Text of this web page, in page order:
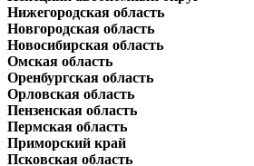
Нижегородская область
Новгородская область
Новосибирская область
Омская область
Оренбургская область
Орловская область
Пензенская область
Пермская область
Приморский край
Псковская область